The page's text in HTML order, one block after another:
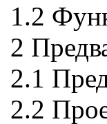
1.2
2
2.1
2.2